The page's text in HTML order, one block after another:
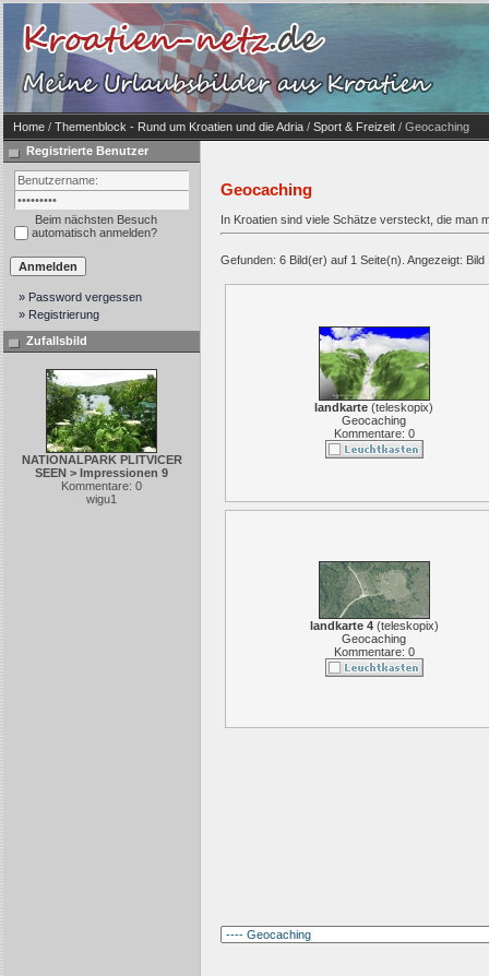
Home / Themenblock - Rund um Kroatien und die Adria / Sport & Freizeit / Geocaching
Registrierte Benutzer
Beim nächsten Besuch
automatisch anmelden?
» Password vergessen
» Registrierung
Zufallsbild
NATIONALPARK PLITVICER
SEEN > Impressionen 9
Kommentare: 0
wigu1
Geocaching
In Kroatien sind viele Schätze versteckt, die man
Gefunden: 6 Bild(er) auf 1 Seite(n). Angezeigt: Bild
landkarte (teleskopix)
Geocaching
Kommentare: 0
landkarte 4(teleskopix)
Geocaching
Kommentare: 0